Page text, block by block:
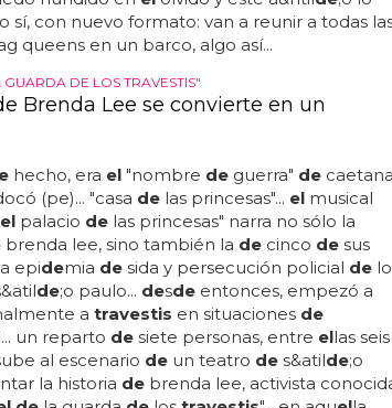
británico...
BARCO
el festival de drag queens en un
seguros que más
de las ediciones
l conocidísimo reality estará
todo... un festivalde travestisen un barco: así
en los 80, eleast vilagedemanhattan contó
demuchas edicionesde'wigstock', un festival
que si en su nombre parodiabaelmítico
1969, en realidad era mucho más divertido y
aquí tienes un vídeo y una galería llenosde
maquillaje y actitud... por cosasdelde
stino,
hundido enelolvido y este a&ntilde;o lo
sí, con nuevo formato: van a reunir a todas las
queens en un barco, algo así...